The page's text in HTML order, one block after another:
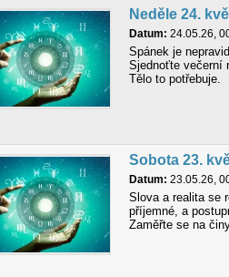
Neděle 24.
Datum: 24.05.26,
Spánek je
Sjednoťte večerní
Tělo to potřebuje.
Sobota 23.
Datum: 23.05.26,
Slova a realita se
příjemné, a
Zaměřte se na